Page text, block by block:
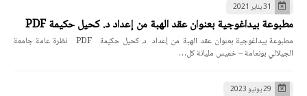
31 يناير 2021
مطبوعة بيداغوجية بعنوان عقد الهبة من إعداد د. كحيل حكيمة PDF
مطبوعة بيداغوجية بعنوان عقد الهبة من إعداد د. كحيل حكيمة PDF نظرة عامة جامعة
الجيلالي بونعامة – خميس مليانة كل…
29 يونيو 2023